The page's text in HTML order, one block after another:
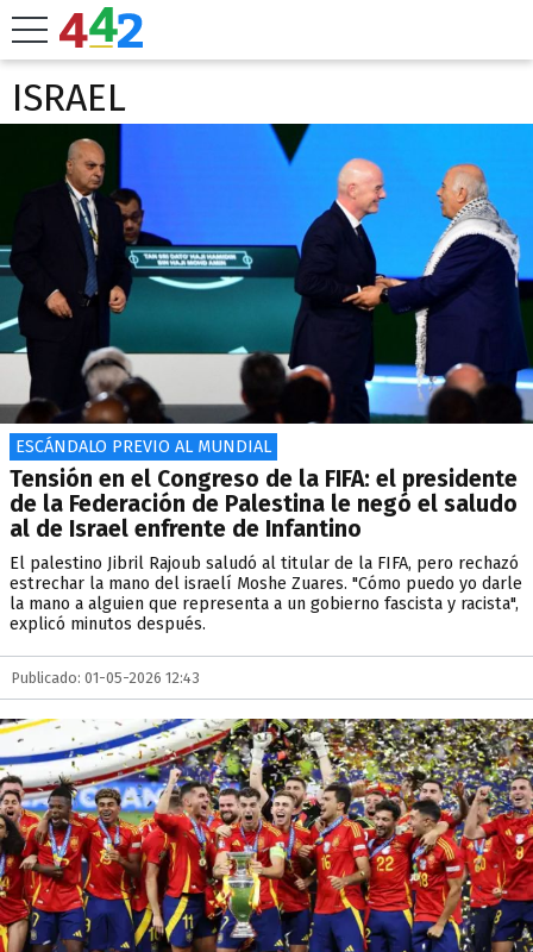
ISRAEL
ESCÁNDALO PREVIO AL MUNDIAL
Tensión en el Congreso de la FIFA: el presidente
de la Federación de Palestina le negó el saludo
al de Israel enfrente de Infantino
El palestino Jibril Rajoub saludó al titular de la FIFA, pero rechazó
estrechar la mano del israelí Moshe Zuares. "Cómo puedo yo darle
la mano a alguien que representa a un gobierno fascista y racista",
explicó minutos después.
Publicado: 01-05-2026 12:43